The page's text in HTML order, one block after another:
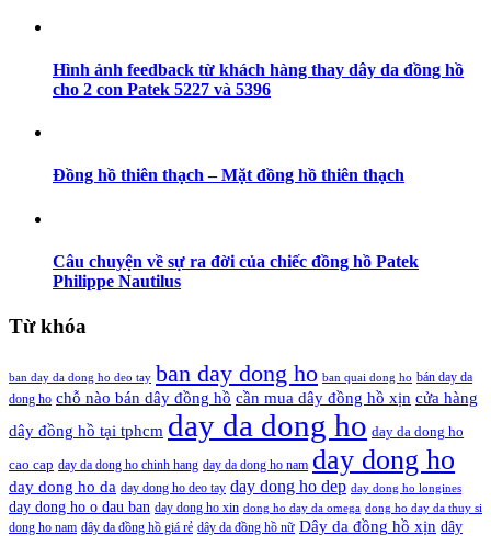
Hình ảnh feedback từ khách hàng thay dây da đồng hồ
cho 2 con Patek 5227 và 5396
Đồng hồ thiên thạch – Mặt đồng hồ thiên thạch
Câu chuyện về sự ra đời của chiếc đồng hồ Patek
Philippe Nautilus
Từ khóa
ban day da dong ho deo tay ban day dong ho ban quai dong ho bán day da
dong ho chỗ nào bán dây đồng hồ cần mua dây đồng hồ xịn cửa hàng
dây đồng hồ tại tphcm day da dong ho day da dong ho
cao cap day da dong ho chinh hang day da dong ho nam day dong ho
day dong ho da day dong ho deo tay day dong ho dep day dong ho longines
day dong ho o dau ban day dong ho xin dong ho day da omega dong ho day da thuy si
dong ho nam dây da đồng hồ giá rẻ dây da đồng hồ nữ Dây da đồng hồ xịn dây